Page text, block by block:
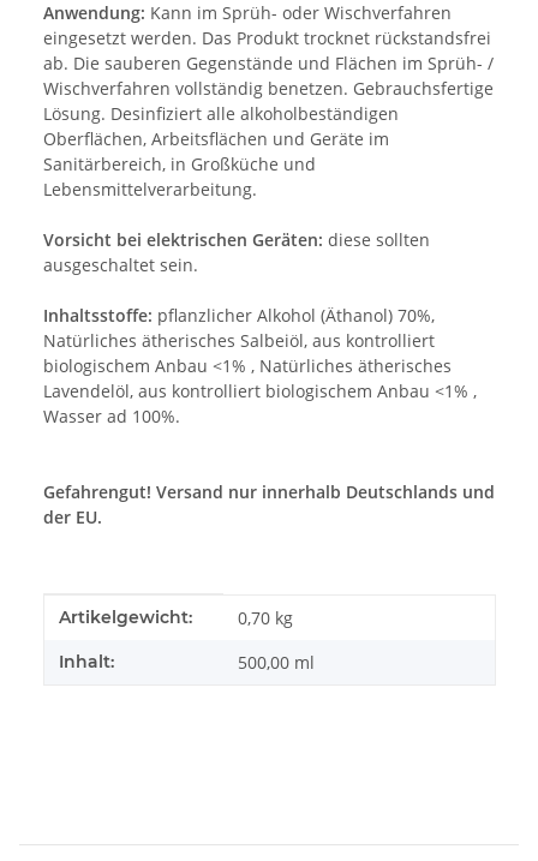
Anwendung: Kann im Sprüh- oder Wischverfahren
eingesetzt werden. Das Produkt trocknet rückstandsfrei
ab. Die sauberen Gegenstände und Flächen im Sprüh- /
Wischverfahren vollständig benetzen. Gebrauchsfertige
Lösung. Desinfiziert alle alkoholbeständigen
Oberflächen, Arbeitsflächen und Geräte im
Sanitärbereich, in Großküche und
Lebensmittelverarbeitung.
Vorsicht bei elektrischen Geräten: diese sollten
ausgeschaltet sein.
Inhaltsstoffe: pflanzlicher Alkohol (Äthanol) 70%,
Natürliches ätherisches Salbeiöl, aus kontrolliert
biologischem Anbau <1% , Natürliches ätherisches
Lavendelöl, aus kontrolliert biologischem Anbau <1% ,
Wasser ad 100%.
Gefahrengut! Versand nur innerhalb Deutschlands und
der EU.
Produkteigenschaft
Wert
Artikelgewicht: 0,70 kg
Inhalt: 500,00 ml